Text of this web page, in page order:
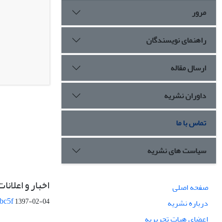
مرور
راهنمای نویسندگان
ارسال مقاله
داوران نشریه
تماس با ما
سیاست های نشریه
صفحه اصلی
درباره نشریه
اعضای هیات تحریریه
اخبار و
1397-02-04